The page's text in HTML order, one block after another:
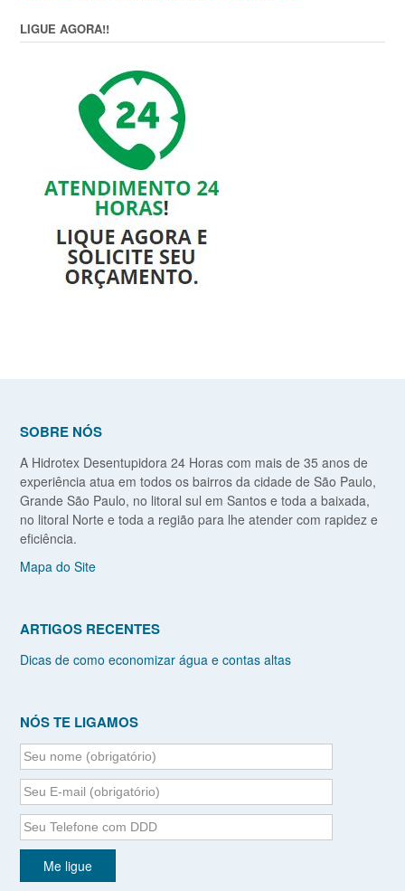
LIGUE AGORA!!
SOBRE NÓS
A Hidrotex Desentupidora 24 Horas com mais de 35 anos de
experiência atua em todos os bairros da cidade de São Paulo,
Grande São Paulo, no litoral sul em Santos e toda a baixada,
no litoral Norte e toda a região para lhe atender com rapidez e
eficiência.
Mapa do Site
ARTIGOS RECENTES
Dicas de como economizar água e contas altas
NÓS TE LIGAMOS